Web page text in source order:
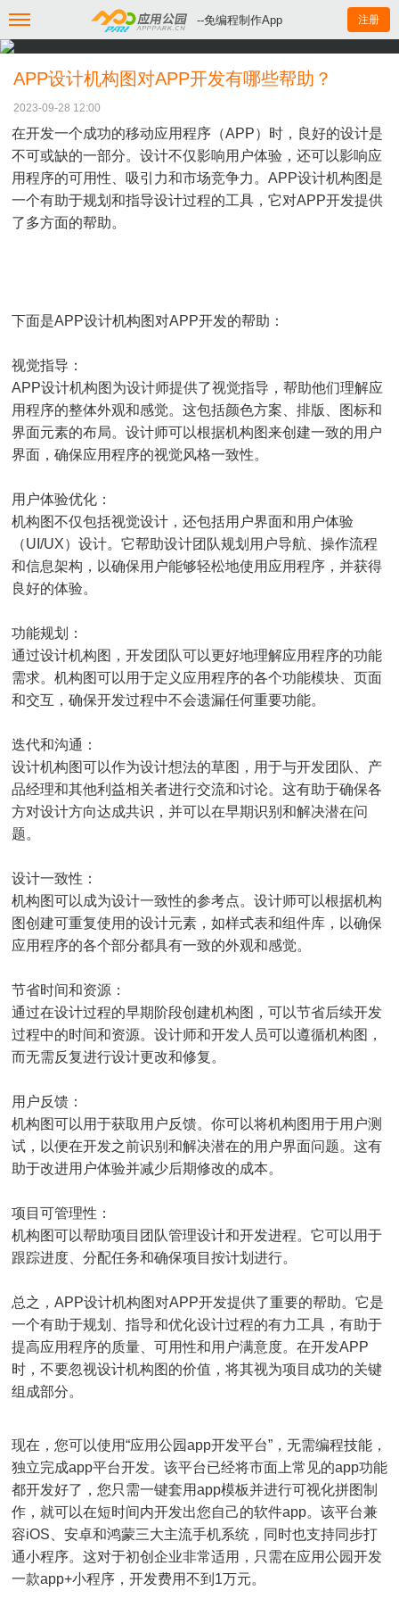
--免编程制作App 注册
APP设计机构图对APP开发有哪些帮助？
2023-09-28 12:00
在开发一个成功的移动应用程序（APP）时，良好的设计是
不可或缺的一部分。设计不仅影响用户体验，还可以影响应
用程序的可用性、吸引力和市场竞争力。APP设计机构图是
一个有助于规划和指导设计过程的工具，它对APP开发提供
了多方面的帮助。
下面是APP设计机构图对APP开发的帮助：
视觉指导：
APP设计机构图为设计师提供了视觉指导，帮助他们理解应
用程序的整体外观和感觉。这包括颜色方案、排版、图标和
界面元素的布局。设计师可以根据机构图来创建一致的用户
界面，确保应用程序的视觉风格一致性。
用户体验优化：
机构图不仅包括视觉设计，还包括用户界面和用户体验
（UI/UX）设计。它帮助设计团队规划用户导航、操作流程
和信息架构，以确保用户能够轻松地使用应用程序，并获得
良好的体验。
功能规划：
通过设计机构图，开发团队可以更好地理解应用程序的功能
需求。机构图可以用于定义应用程序的各个功能模块、页面
和交互，确保开发过程中不会遗漏任何重要功能。
迭代和沟通：
设计机构图可以作为设计想法的草图，用于与开发团队、产
品经理和其他利益相关者进行交流和讨论。这有助于确保各
方对设计方向达成共识，并可以在早期识别和解决潜在问
题。
设计一致性：
机构图可以成为设计一致性的参考点。设计师可以根据机构
图创建可重复使用的设计元素，如样式表和组件库，以确保
应用程序的各个部分都具有一致的外观和感觉。
节省时间和资源：
通过在设计过程的早期阶段创建机构图，可以节省后续开发
过程中的时间和资源。设计师和开发人员可以遵循机构图，
而无需反复进行设计更改和修复。
用户反馈：
机构图可以用于获取用户反馈。你可以将机构图用于用户测
试，以便在开发之前识别和解决潜在的用户界面问题。这有
助于改进用户体验并减少后期修改的成本。
项目可管理性：
机构图可以帮助项目团队管理设计和开发进程。它可以用于
跟踪进度、分配任务和确保项目按计划进行。
总之，APP设计机构图对APP开发提供了重要的帮助。它是
一个有助于规划、指导和优化设计过程的有力工具，有助于
提高应用程序的质量、可用性和用户满意度。在开发APP
时，不要忽视设计机构图的价值，将其视为项目成功的关键
组成部分。
现在，您可以使用“应用公园app开发平台”，无需编程技能，
独立完成app平台开发。该平台已经将市面上常见的app功能
都开发好了，您只需一键套用app模板并进行可视化拼图制
作，就可以在短时间内开发出您自己的软件app。该平台兼
容iOS、安卓和鸿蒙三大主流手机系统，同时也支持同步打
通小程序。这对于初创企业非常适用，只需在应用公园开发
一款app+小程序，开发费用不到1万元。